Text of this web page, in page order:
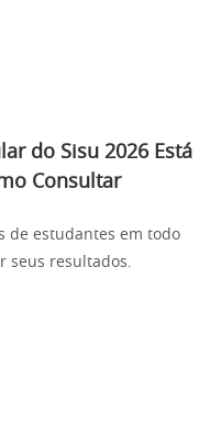
do Sisu 2026 Está
Consultar
de estudantes em todo
seus resultados.